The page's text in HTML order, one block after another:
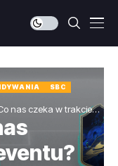
nas czeka w trakcie
SBC